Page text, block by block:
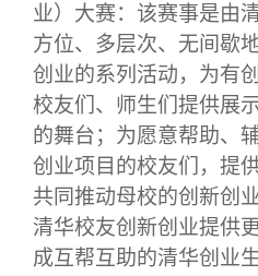
业）大赛：该赛事是由
方位、多层次、无间歇
创业的系列活动，为有
校友们、师生们提供展
的舞台；为愿意帮助、
创业项目的校友们，提
共同推动母校的创新创
清华校友创新创业提供
成互帮互助的清华创业